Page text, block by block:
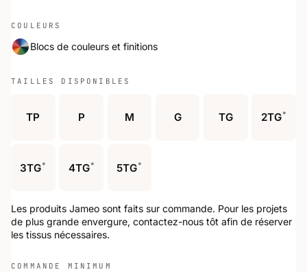
COULEURS
Blocs de couleurs et finitions
TAILLES DISPONIBLES
TP P M G TG 2TG*
3TG* 4TG* 5TG*
Les produits Jameo sont faits sur commande. Pour les projets
de plus grande envergure, contactez-nous tôt afin de réserver
les tissus nécessaires.
COMMANDE MINIMUM